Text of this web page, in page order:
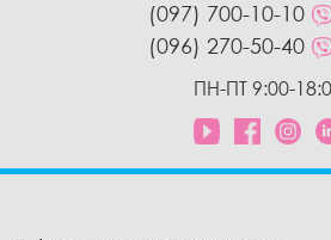
(097) 700-10-10
(096) 270-50-40
ПН-ПТ 9:00-